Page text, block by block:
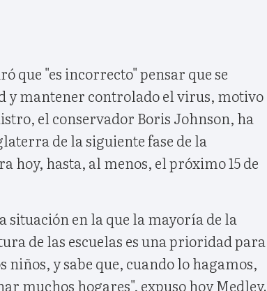
que "es incorrecto" pensar que se
y mantener controlado el virus, motivo
el conservador Boris Johnson, ha
de la siguiente fase de la
hoy, hasta, al menos, el próximo 15 de
situación en la que la mayoría de la
de las escuelas es una prioridad para
niños, y sabe que, cuando lo hagamos,
muchos hogares", expuso hoy Medley.